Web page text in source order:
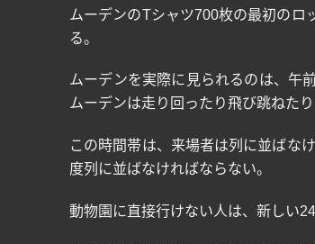
ムーデンのTシャツ700枚の最初のロ
る。
ムーデンを実際に見られるのは、午
ムーデンは走り回ったり飛び跳ねた
この時間帯は、来場者は列に並ばな
度列に並ばなければならない。
動物園に直接行けない人は、新しい24